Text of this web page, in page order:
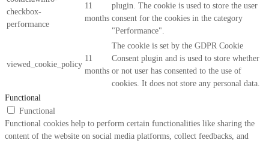
checkbox-
performance
11
months
plugin. The cookie is used to store the user
consent for the cookies in the category
"Performance".
viewed_cookie_policy
11
months
The cookie is set by the GDPR Cookie
Consent plugin and is used to store whether
or not user has consented to the use of
cookies. It does not store any personal data.
Functional
Functional
Functional cookies help to perform certain functionalities like sharing the
content of the website on social media platforms, collect feedbacks, and